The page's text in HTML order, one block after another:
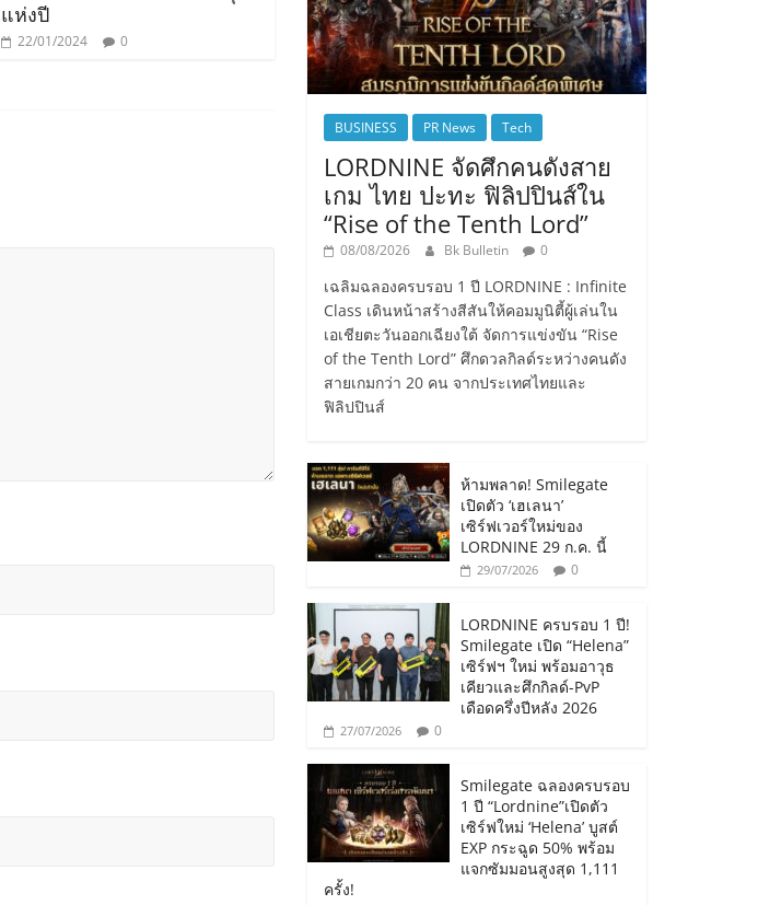
แห่งปี
22/01/2024 0
BUSINESS PR News Tech
LORDNINE จัดศึกคนดังสาย
เกม ไทย ปะทะ ฟิลิปปินส์ใน
“Rise of the Tenth Lord”
08/08/2026 Bk Bulletin 0
เฉลิมฉลองครบรอบ 1 ปี LORDNINE : Infinite
Class เดินหน้าสร้างสีสันให้คอมมูนิตี้ผู้เล่นใน
เอเชียตะวันออกเฉียงใต้ จัดการแข่งขัน “Rise
of the Tenth Lord” ศึกดวลกิลด์ระหว่างคนดัง
สายเกมกว่า 20 คน จากประเทศไทยและ
ฟิลิปปินส์
ห้ามพลาด! Smilegate
เปิดตัว ‘เฮเลนา’
เซิร์ฟเวอร์ใหม่ของ
LORDNINE 29 ก.ค. นี้
29/07/2026 0
LORDNINE ครบรอบ 1 ปี!
Smilegate เปิด “Helena”
เซิร์ฟฯ ใหม่ พร้อมอาวุธ
เคียวและศึกกิลด์-PvP
เดือดครึ่งปีหลัง 2026
27/07/2026 0
Smilegate ฉลองครบรอบ
1 ปี “Lordnine”เปิดตัว
เซิร์ฟใหม่ ‘Helena’ บูสต์
EXP กระฉูด 50% พร้อม
แจกซัมมอนสูงสุด 1,111
ครั้ง!